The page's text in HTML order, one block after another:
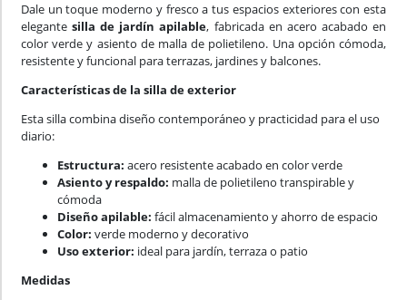
Dale un toque moderno y fresco a tus espacios exteriores con esta
elegantesilla de jardín apilable, fabricada en acero acabado en
color verde y asiento de malla de polietileno. Una opción cómoda,
resistente y funcional para terrazas, jardines y balcones.
Características de la silla de exterior
Esta silla combina diseño contemporáneo y practicidad para el uso
diario:
Estructura: acero resistente acabado en color verde
Asiento y respaldo: malla de polietileno transpirable y
cómoda
Diseño apilable: fácil almacenamiento y ahorro de espacio
Color: verde moderno y decorativo
Uso exterior: ideal para jardín, terraza o patio
Medidas